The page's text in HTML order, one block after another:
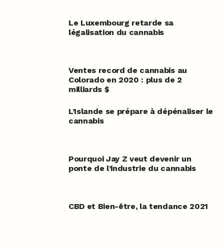
Le Luxembourg retarde sa
légalisation du cannabis
Ventes record de cannabis au
Colorado en 2020 : plus de 2
milliards $
L’Islande se prépare à dépénaliser le
cannabis
Pourquoi Jay Z veut devenir un
ponte de l’industrie du cannabis
CBD et Bien-être, la tendance 2021